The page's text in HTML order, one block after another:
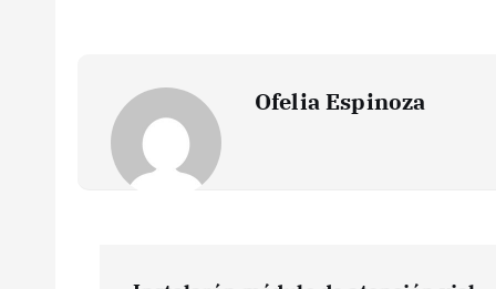
Ofelia Espinoza